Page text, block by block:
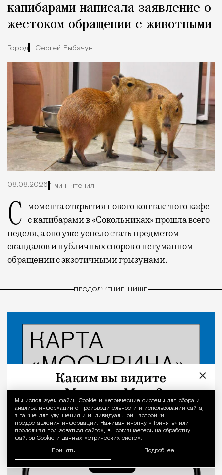
Уведомление
Мы используем файлы Сookie и метрические системы для сбора и
анализа информации о производительности и использовании сайта,
а также для улучшения и индивидуальной настройки
предоставления информации. Нажимая кнопку «Принять» или
продолжая пользоваться сайтом, вы соглашаетесь на обработку
файлов Cookie и данных метрических систем.
Принять Подробнее
капибарами написала заявление о
жестоком обращении с животными
Город Сергей Рыбачук
08.08.2026 1 мин. чтения
С момента открытия нового контактного кафе с капибарами в «Сокольниках» прошла всего
неделя, а оно уже успело стать предметом
скандалов и публичных споров о негуманном
обращении с экзотичными грызунами.
ПРОДОЛЖЕНИЕ НИЖЕ
×